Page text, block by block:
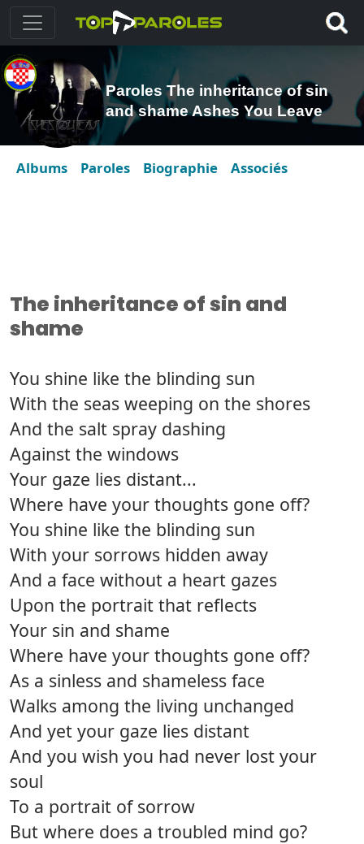
Paroles The inheritance of sin
and shame Ashes You Leave
Albums Paroles Biographie Associés
The inheritance of sin and
shame
You shine like the blinding sun
With the seas weeping on the shores
And the salt spray dashing
Against the windows
Your gaze lies distant...
Where have your thoughts gone off?
You shine like the blinding sun
With your sorrows hidden away
And a face without a heart gazes
Upon the portrait that reflects
Your sin and shame
Where have your thoughts gone off?
As a sinless and shameless face
Walks among the living unchanged
And yet your gaze lies distant
And you wish you had never lost your
soul
To a portrait of sorrow
But where does a troubled mind go?